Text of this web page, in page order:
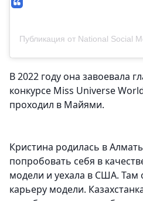
В 2022 году она завоевала
конкурсе Miss Universe
проходил в Майями.
Кристина родилась в
попробовать себя в
модели и уехала в США. Там
карьеру модели.